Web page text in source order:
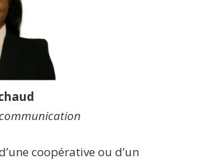
coopérative ou d’un